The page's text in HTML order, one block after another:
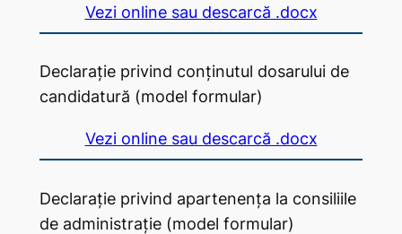
Vezi online sau descarcă .docx
Declarație privind conținutul dosarului de
candidatură (model formular)
Vezi online sau descarcă .docx
Declarație privind apartenența la consiliile
de administrație (model formular)